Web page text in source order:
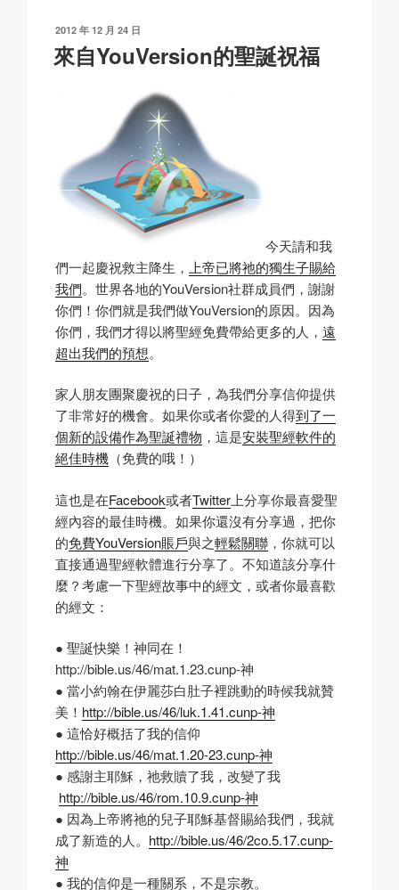
n
k o p at
發
表
於
2012 年 12 月 24 日
來自YouVersion的聖誕祝福
今天請和我
們一起慶祝救主降生， 上帝已將祂的獨生子賜給
我們。世界各地的YouVersion社群成員們，謝謝
你們！你們就是我們做YouVersion的原因。因為
你們，我們才得以將聖經免費帶給更多的人， 遠
超出我們的預想。
家人朋友團聚慶祝的日子，為我們分享信仰提供
了非常好的機會。如果你或者你愛的人得到了一
個新的設備作為聖誕禮物 ，這是安裝聖經軟件的
絕佳時機 （免費的哦！）
這也是在Facebook或者Twitter 上分享你最喜愛聖
經內容的最佳時機。如果你還沒有分享過，把你
的免費YouVersion賬戶與之輕鬆關聯 ，你就可以
直接通過聖經軟體進行分享了。不知道該分享什
麼？考慮一下聖經故事中的經文，或者你最喜歡
的經文：
● 聖誕快樂！神同在！
http://bible.us/46/mat.1.23.cunp-神
● 當小約翰在伊麗莎白肚子裡跳動的時候我就贊
美！ http://bible.us/46/luk.1.41.cunp-神
● 這恰好概括了我的信仰
http://bible.us/46/mat.1.20-23.cunp-神
● 感謝主耶穌，祂救贖了我，改變了我
http://bible.us/46/rom.10.9.cunp-神
● 因為上帝將祂的兒子耶穌基督賜給我們，我就
成了新造的人。 http://bible.us/46/2co.5.17.cunp-
神
● 我的信仰是一種關系，不是宗教。